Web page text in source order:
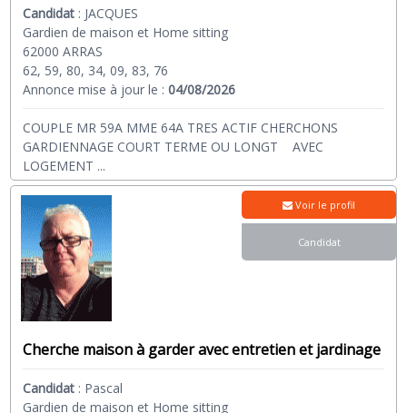
Candidat : JACQUES
Gardien de maison et Home sitting
62000 ARRAS
62, 59, 80, 34, 09, 83, 76
Annonce mise à jour le :04/08/2026
COUPLE MR 59A MME 64A TRES ACTIF CHERCHONS
GARDIENNAGE COURT TERME OU LONGT AVEC
LOGEMENT ...
Cherche maison à garder avec entretien et jardinage
Candidat : Pascal
Gardien de maison et Home sitting
Voir le profil
Candidat